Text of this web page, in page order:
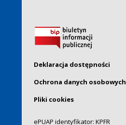
Deklaracja dostępności
Ochrona danych osobowych
Pliki cookies
ePUAP identyfikator: KPFR